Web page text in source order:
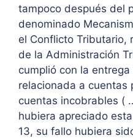
tampoco después del
denominado
el Conflicto Tributario,
de la Administración
cumplió con la
relacionada a cuentas
cuentas incobrables (
hubiera apreciado
13, su fallo hubiera